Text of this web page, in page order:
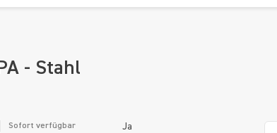
- Stahl
Sofort verfügbar Ja